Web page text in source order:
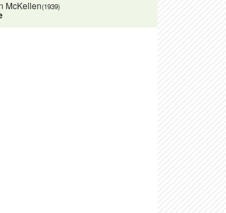
McKellen(1939)